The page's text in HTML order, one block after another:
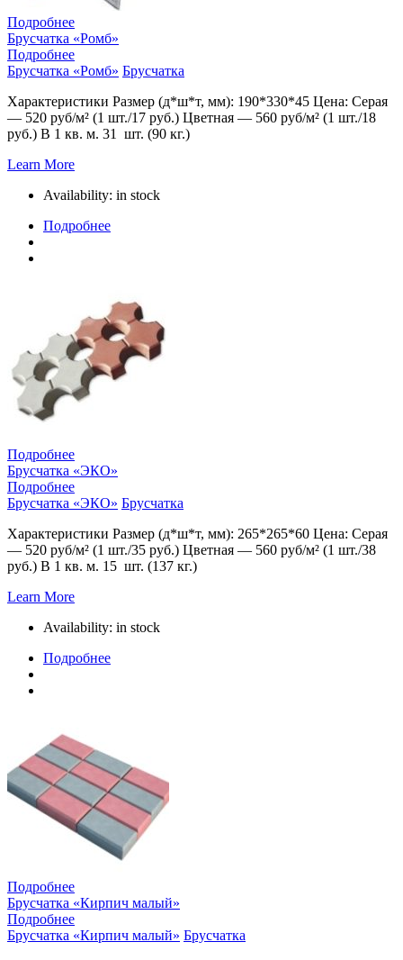
Подробнее
Брусчатка «Ромб»
Подробнее
Брусчатка «Ромб» Брусчатка
Характеристики Размер (д*ш*т, мм): 190*330*45 Цена: Серая
— 520 руб/м² (1 шт./17 руб.) Цветная — 560 руб/м² (1 шт./18
руб.) В 1 кв. м. 31 шт. (90 кг.)
Learn More
Availability: in stock
Подробнее
Подробнее
Брусчатка «ЭКО»
Подробнее
Брусчатка «ЭКО» Брусчатка
Характеристики Размер (д*ш*т, мм): 265*265*60 Цена: Серая
— 520 руб/м² (1 шт./35 руб.) Цветная — 560 руб/м² (1 шт./38
руб.) В 1 кв. м. 15 шт. (137 кг.)
Learn More
Availability: in stock
Подробнее
Подробнее
Брусчатка «Кирпич малый»
Подробнее
Брусчатка «Кирпич малый» Брусчатка